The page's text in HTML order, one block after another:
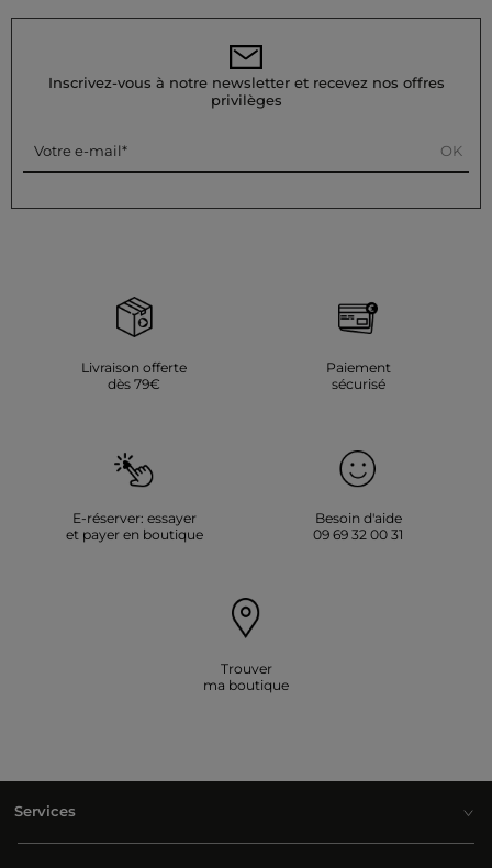
Inscrivez-vous à notre newsletter et recevez nos offres
privilèges
Votre e-mail OK
Livraison offerte
dès 79€
Paiement
sécurisé
E-réserver: essayer
et payer en boutique
Besoin d'aide
09 69 32 00 31
Trouver
ma boutique
Services